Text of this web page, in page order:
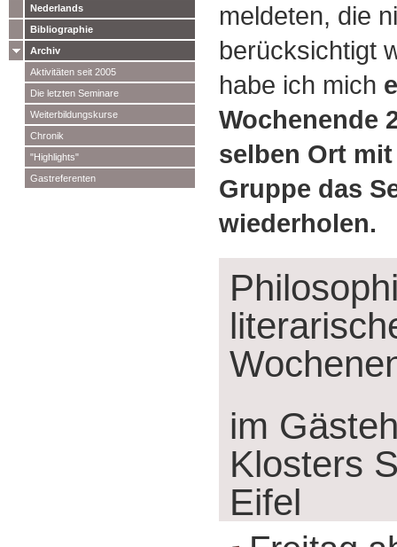
Nederlands
Bibliographie
Archiv
Aktivitäten seit 2005
Die letzten Seminare
Weiterbildungskurse
Chronik
"Highlights"
Gastreferenten
meldeten, die
berücksichtigt
habe ich mich
Wochenende
selben Ort
Gruppe das
wiederholen.
im
Klosters
Eifel